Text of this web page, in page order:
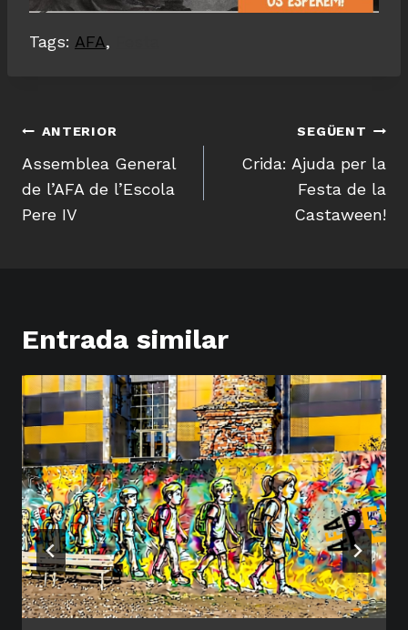
Tags: AFA,
Navegació
d'entrades
ANTERIOR
Assemblea General
de l’AFA de l’Escola
Pere IV
SEGÜENT
Crida: Ajuda per la
Festa de la
Castaween!
Entrada similar